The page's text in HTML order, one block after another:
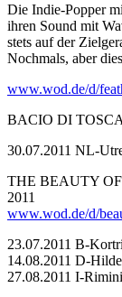
Die Indie-Popper
ihren Sound mit
stets auf der
Nochmals, aber
www.wod.de/d/
BACIO DI TOSCA
30.07.2011 NL-
THE BEAUTY OF
2011
www.wod.de/d/
23.07.2011 B-
14.08.2011 D-
27.08.2011 I-